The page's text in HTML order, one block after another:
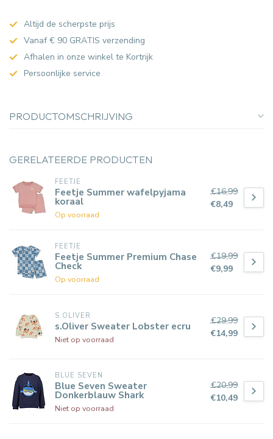
Altijd de scherpste prijs
Vanaf € 90 GRATIS verzending
Afhalen in onze winkel te Kortrijk
Persoonlijke service
PRODUCTOMSCHRIJVING
GERELATEERDE PRODUCTEN
FEETJE
Feetje Summer wafelpyjama
koraal
Op voorraad
€16,99
€8,49
FEETJE
Feetje Summer Premium Chase
Check
Op voorraad
€19,99
€9,99
S.OLIVER
s.Oliver Sweater Lobster ecru
Niet op voorraad
€29,99
€14,99
BLUE SEVEN
Blue Seven Sweater
Donkerblauw Shark
Niet op voorraad
€20,99
€10,49